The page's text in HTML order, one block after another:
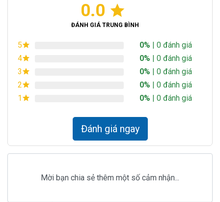
0.0
ĐÁNH GIÁ TRUNG BÌNH
5 0% | 0 đánh giá
4
0% | 0 đánh giá
3
0% | 0 đánh giá
2
0% | 0 đánh giá
1
0% | 0 đánh giá
Đánh giá ngay
Mời bạn chia sẻ thêm một số cảm nhận...